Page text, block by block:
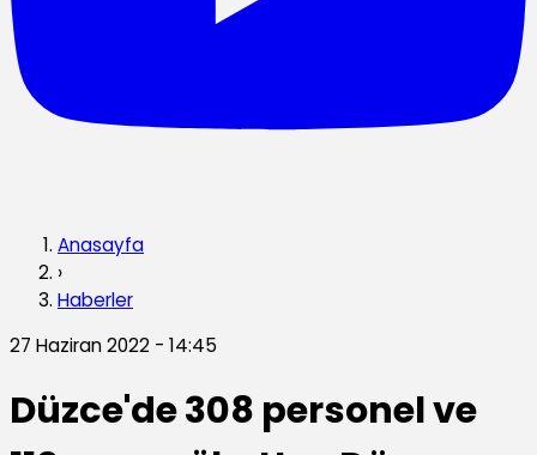
Anasayfa
›
Haberler
27 Haziran 2022 - 14:45
Düzce'de 308 personel ve